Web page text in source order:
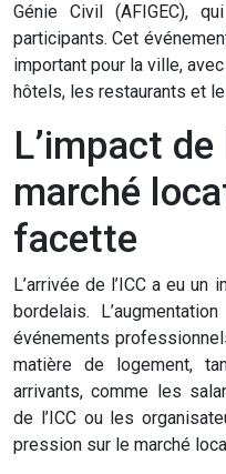
Génie Civil (AFIGEC),
participants. Cet
important pour la ville,
hôtels, les restaurants et
L’impact de
marché
facette
L’arrivée de l’ICC a eu
bordelais.
événements
matière de logement,
arrivants, comme les
de l’ICC ou les
pression sur le marché